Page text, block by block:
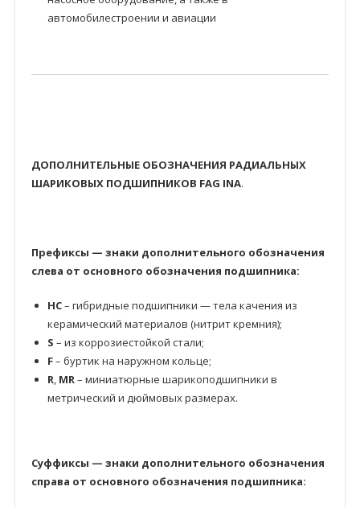
автомобилестроении и авиации
ДОПОЛНИТЕЛЬНЫЕ ОБОЗНАЧЕНИЯ РАДИАЛЬНЫХ
ШАРИКОВЫХ ПОДШИПНИКОВ FAG INA.
Префиксы — знаки дополнительного обозначения
слева от основного обозначения подшипника:
HC– гибридные подшипники — тела качения из
керамический материалов (нитрит кремния);
S – из коррозиестойкой стали;
F– буртик на наружном кольце;
R, MR– миниатюрные шарикоподшипники в
метрический и дюймовых размерах.
Суффиксы — знаки дополнительного обозначения
справа от основного обозначения подшипника: